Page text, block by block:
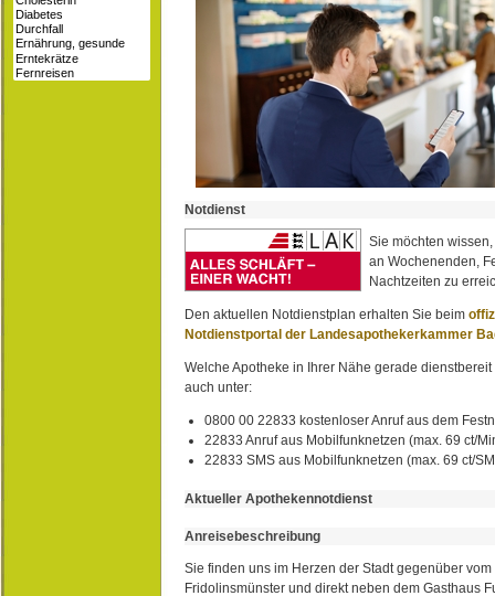
Notdienst
Sie möchten
an Wochenenden,
Nachtzeiten zu
Den aktuellen Notdienstplan erhalten Sie beim
Notdienstportal der Landesapothekerkammer
Welche Apotheke in Ihrer Nähe gerade
auch unter:
0800 00 22833 kostenloser Anruf aus dem
22833 Anruf aus Mobilfunknetzen (max. 69 ct/
22833 SMS aus Mobilfunknetzen (max. 69 ct/
Aktueller Apothekennotdienst
Anreisebeschreibung
Sie finden uns im Herzen der Stadt gegenüber
Fridolinsmünster und direkt neben dem Gasthaus